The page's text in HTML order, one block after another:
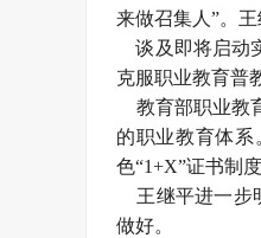
来做召集人”。王
谈及即将启动
克服职业教育普
教育部职业教
的职业教育体
色“1+X”证书制
王继平进一步
做好。